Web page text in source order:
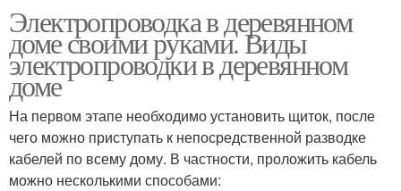
Электропроводка в деревянном
доме своими руками. Виды
электропроводки в деревянном
доме
На первом этапе необходимо установить щиток, после
чего можно приступать к непосредственной разводке
кабелей по всему дому. В частности, проложить кабель
можно несколькими способами: